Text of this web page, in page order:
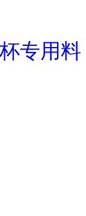
专用料